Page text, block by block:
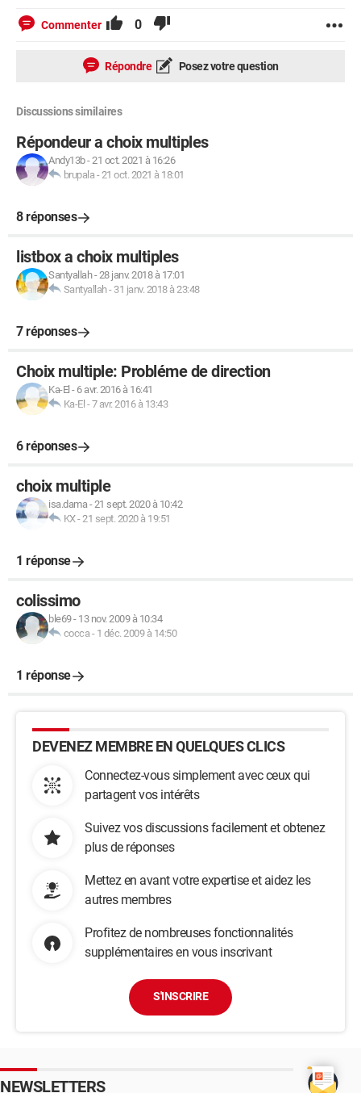
Commenter 0
Répondre Posez votre question
Discussions similaires
Répondeur a choix multiples
Andy13b-21 oct. 2021 à 16:26
brupala -21 oct. 2021 à 18:01
8 réponses
listbox a choix multiples
Santyallah-28 janv. 2018 à 17:01
Santyallah- 31 janv. 2018 à 23:48
7 réponses
Choix multiple: Probléme de direction
Ka-El - 6 avr. 2016 à 16:41
Ka-El -7 avr. 2016 à 13:43
6 réponses
choix multiple
isa.dama-21 sept. 2020 à 10:42
KX-21 sept. 2020 à 19:51
1 réponse
colissimo
ble69- 13 nov. 2009 à 10:34
cocca - 1 déc. 2009 à 14:50
1 réponse
DEVENEZ MEMBRE EN QUELQUES CLICS
Connectez-vous simplement avec ceux qui
partagent vos intérêts
Suivez vos discussions facilement et obtenez
plus de réponses
Mettez en avant votre expertise et aidez les
autres membres
Profitez de nombreuses fonctionnalités
supplémentaires en vous inscrivant
S'INSCRIRE
NEWSLETTERS